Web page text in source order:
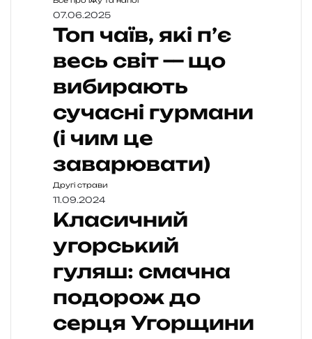
07.06.2025
Топ чаїв, які п’є
весь світ — що
вибирають
сучасні гурмани
(і чим це
заварювати)
Другі страви
11.09.2024
Класичний
угорський
гуляш: смачна
подорож до
серця Угорщини